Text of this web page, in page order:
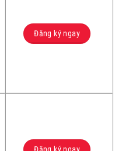
Đăng ký ngay